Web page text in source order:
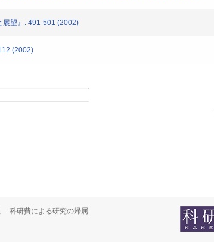
展望』. 491-501 (2002)
(2002)
科研費による研究の帰属